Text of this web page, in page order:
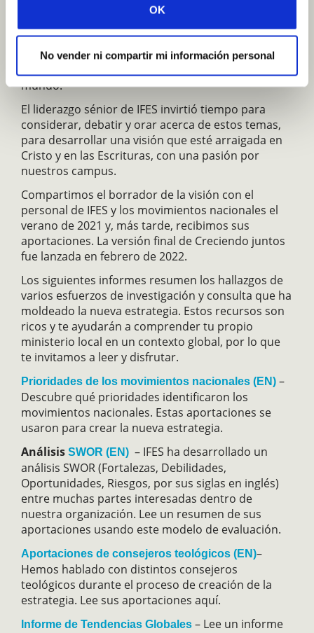
OK
No vender ni compartir mi información personal
acerca de la estrategia y dirección de IFES. Más
años recopilando información de estudiantes,
obreros y donantes, para comprender el contexto
mundo.
El liderazgo sénior de IFES invirtió tiempo para
considerar, debatir y orar acerca de estos temas,
para desarrollar una visión que esté arraigada en
Cristo y en las Escrituras, con una pasión por
nuestros campus.
Compartimos el borrador de la visión con el
personal de IFES y los movimientos nacionales el
verano de 2021 y, más tarde, recibimos sus
aportaciones. La versión final de Creciendo juntos
fue lanzada en febrero de 2022.
Los siguientes informes resumen los hallazgos de
varios esfuerzos de investigación y consulta que ha
moldeado la nueva estrategia. Estos recursos son
ricos y te ayudarán a comprender tu propio
ministerio local en un contexto global, por lo que
te invitamos a leer y disfrutar.
Prioridades de los movimientos nacionales (EN) –
Descubre qué prioridades identificaron los
movimientos nacionales. Estas aportaciones se
usaron para crear la nueva estrategia.
Análisis SWOR (EN) – IFES ha desarrollado un
análisis SWOR (Fortalezas, Debilidades,
Oportunidades, Riesgos, por sus siglas en inglés)
entre muchas partes interesadas dentro de
nuestra organización. Lee un resumen de sus
aportaciones usando este modelo de evaluación.
Aportaciones de consejeros teológicos (EN)–
Hemos hablado con distintos consejeros
teológicos durante el proceso de creación de la
estrategia. Lee sus aportaciones aquí.
Informe de Tendencias Globales – Lee un informe